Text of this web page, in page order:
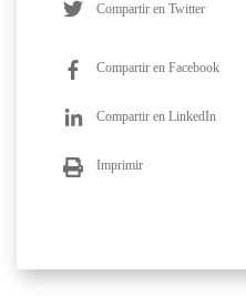
Compartir en Twitter
Compartir en Facebook
Compartir en LinkedIn
Imprimir